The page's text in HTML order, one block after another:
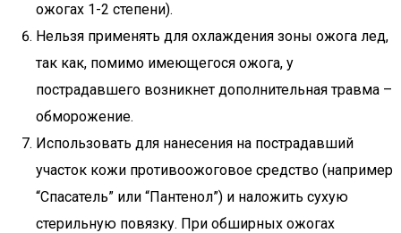
ожогах 1-2 степени).
Нельзя применять для охлаждения зоны ожога лед,
так как, помимо имеющегося ожога, у
пострадавшего возникнет дополнительная травма –
обморожение.
Использовать для нанесения на пострадавший
участок кожи противоожоговое средство (например
“Спасатель” или “Пантенол”) и наложить сухую
стерильную повязку. При обширных ожогах